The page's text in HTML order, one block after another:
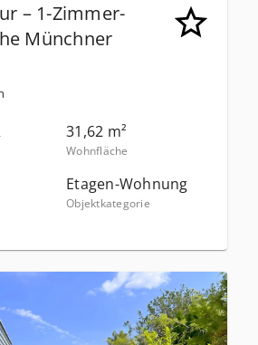
– 1-Zimmer-
Münchner
31,62 m²
Wohnfläche
Etagen-Wohnung
Objektkategorie